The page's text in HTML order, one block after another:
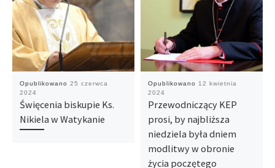
Opublikowano 25 czerwca
2024
Święcenia biskupie Ks.
Nikiela w Watykanie
Opublikowano
12 kwietnia
2024
Przewodniczący KEP
prosi, by najbliższa
niedziela była dniem
modlitwy w obronie
życia poczętego